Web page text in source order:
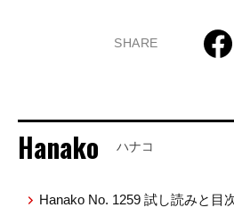
SHARE
Hanako ハナコ
Hanako No. 1259 試し読みと目